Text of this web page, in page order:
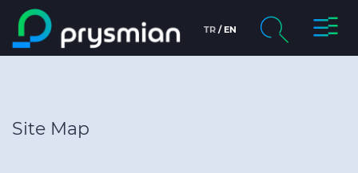
Ana içeriğe atla
TR EN
Pazarlar
Site Map